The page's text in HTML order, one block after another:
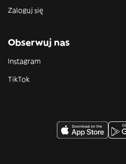
Zaloguj się
Obserwuj nas
Instagram
TikTok